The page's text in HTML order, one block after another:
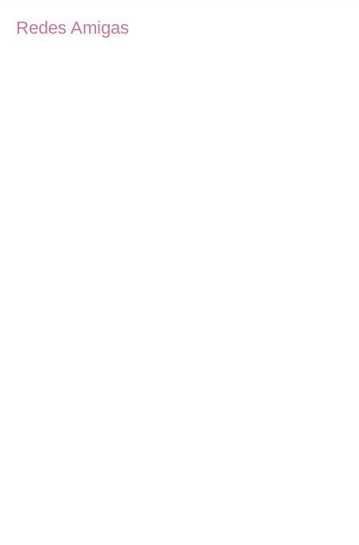
Redes Amigas